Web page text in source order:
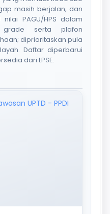
masih berjalan, dan
PAGU/HPS dalam
serta plafon
diprioritaskan pula
Daftar diperbarui
dari LPSE.